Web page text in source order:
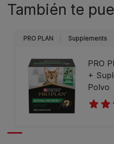
También te
PRO PLAN Supplements
PRO
+
Polvo